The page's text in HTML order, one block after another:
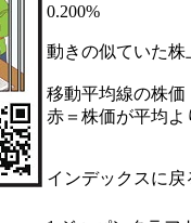
0.200%
動きの似ていた
移動平均線の株価
赤＝株価が平均
インデックスに戻